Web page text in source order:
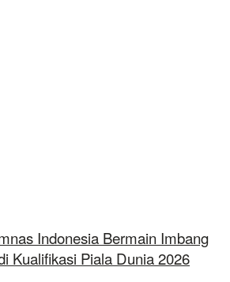
Indonesia Bermain Imbang
Kualifikasi Piala Dunia 2026